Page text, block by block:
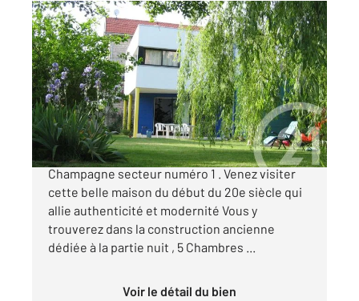
CHALONS EN CHAMPAGNE 51
200 m2, 9 pièces
Ref : 8291
Maison à vendre
395 000 €
Attention coup de Cœur Assuré .Chalons en
Champagne secteur numéro 1 . Venez visiter
cette belle maison du début du 20e siècle qui
allie authenticité et modernité Vous y
trouverez dans la construction ancienne
dédiée à la partie nuit , 5 Chambres ...
Voir le détail du bien